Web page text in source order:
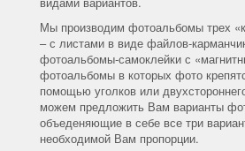
Мы производим фотоальбомы трех
– с листами в виде файлов-
фотоальбомы-самоклейки с
фотоальбомы в которых фото
помощью уголков или
можем предложить Вам варианты
объеденяющие в себе все три
необходимой Вам пропорции.